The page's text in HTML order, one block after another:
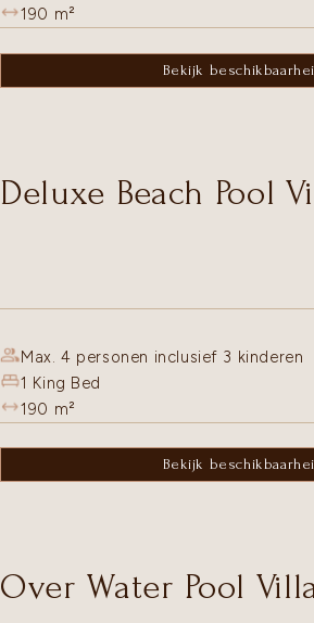
190 m²
Bekijk
Deluxe Beach Pool
Max. 4 personen inclusief 3 kinderen
1 King Bed
190 m²
Bekijk
Over Water Pool